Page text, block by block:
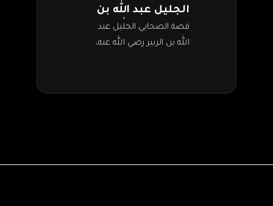
الجليل عبد الله بن
الزبير رضي الله عنه
قصة الصحابي الجليل عبد
الله بن الزبير رضي الله عنه،